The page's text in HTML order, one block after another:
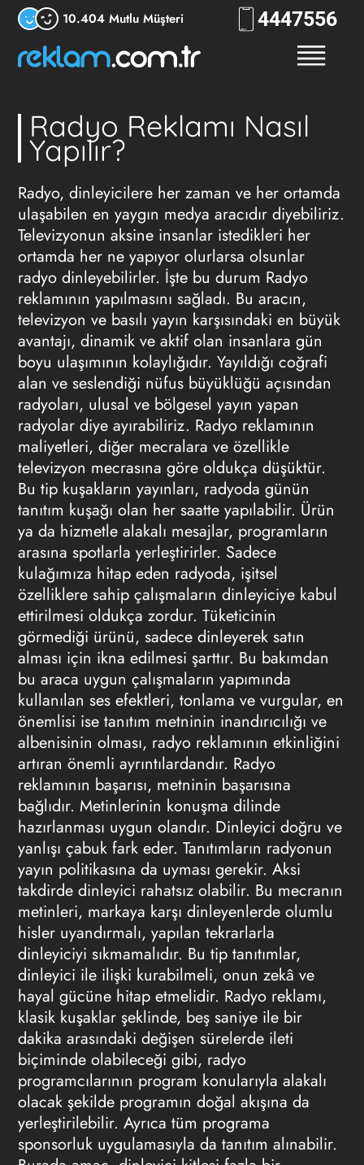
10.404 Mutlu Müşteri 444RKLM
Radyo Reklamı Nasıl
Yapılır?
Radyo, dinleyicilere her zaman ve her ortamda
ulaşabilen en yaygın medya aracıdır diyebiliriz.
Televizyonun aksine insanlar istedikleri her
ortamda her ne yapıyor olurlarsa olsunlar
radyo dinleyebilirler. İşte bu durum Radyo
reklamının yapılmasını sağladı. Bu aracın,
televizyon ve basılı yayın karşısındaki en büyük
avantajı, dinamik ve aktif olan insanlara gün
boyu ulaşımının kolaylığıdır. Yayıldığı coğrafi
alan ve seslendiği nüfus büyüklüğü açısından
radyoları, ulusal ve bölgesel yayın yapan
radyolar diye ayırabiliriz. Radyo reklamının
maliyetleri, diğer mecralara ve özellikle
televizyon mecrasına göre oldukça düşüktür.
Bu tip kuşakların yayınları, radyoda günün
tanıtım kuşağı olan her saatte yapılabilir. Ürün
ya da hizmetle alakalı mesajlar, programların
arasına spotlarla yerleştirirler. Sadece
kulağımıza hitap eden radyoda, işitsel
özelliklere sahip çalışmaların dinleyiciye kabul
ettirilmesi oldukça zordur. Tüketicinin
görmediği ürünü, sadece dinleyerek satın
alması için ikna edilmesi şarttır. Bu bakımdan
bu araca uygun çalışmaların yapımında
kullanılan ses efektleri, tonlama ve vurgular, en
önemlisi ise tanıtım metninin inandırıcılığı ve
albenisinin olması, radyo reklamının etkinliğini
artıran önemli ayrıntılardandır. Radyo
reklamının başarısı, metninin başarısına
bağlıdır. Metinlerinin konuşma dilinde
hazırlanması uygun olandır. Dinleyici doğru ve
yanlışı çabuk fark eder. Tanıtımların radyonun
yayın politikasına da uyması gerekir. Aksi
takdirde dinleyici rahatsız olabilir. Bu mecranın
metinleri, markaya karşı dinleyenlerde olumlu
hisler uyandırmalı, yapılan tekrarlarla
dinleyiciyi sıkmamalıdır. Bu tip tanıtımlar,
dinleyici ile ilişki kurabilmeli, onun zekâ ve
hayal gücüne hitap etmelidir. Radyo reklamı,
klasik kuşaklar şeklinde, beş saniye ile bir
dakika arasındaki değişen sürelerde ileti
biçiminde olabileceği gibi, radyo
programcılarının program konularıyla alakalı
olacak şekilde programın doğal akışına da
yerleştirilebilir. Ayrıca tüm programa
sponsorluk uygulamasıyla da tanıtım alınabilir.